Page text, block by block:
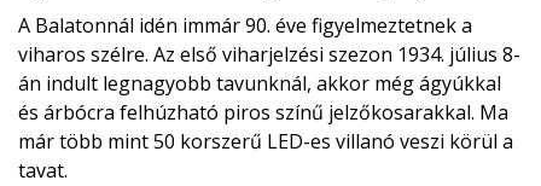
A Balatonnál idén immár 90. éve figyelmeztetnek a
viharos szélre. Az első viharjelzési szezon 1934. július 8-
án indult legnagyobb tavunknál, akkor még ágyúkkal
és árbócra felhúzható piros színű jelzőkosarakkal. Ma
már több mint 50 korszerű LED-es villanó veszi körül a
tavat.